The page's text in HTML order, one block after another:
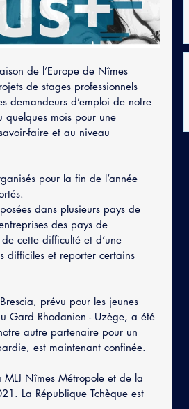
de l’Europe de Nîmes
de stages professionnels
demandeurs d’emploi de notre
quelques mois pour une
faire et au niveau
pour la fin de l’année
dans plusieurs pays de
des pays de
cette difficulté et d’une
difficiles et reporter certains
prévu pour les jeunes
Gard Rhodanien - Uzège, a été
autre partenaire pour un
est maintenant confinée.
Nîmes Métropole et de la
La République Tchèque est